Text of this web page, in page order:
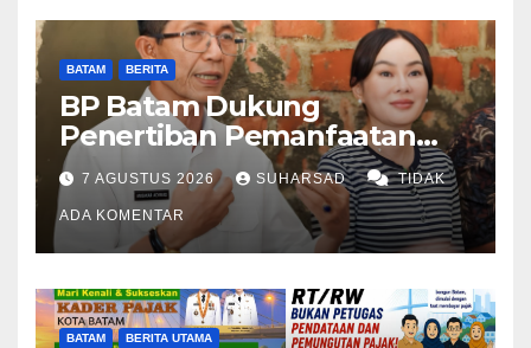
BATAM BERITA
BP Batam Dukung
Penertiban Pemanfaatan
Ruang Laut Sesuai
Ketentuan Peraturan
Perundang-undangan
7 AGUSTUS 2026 SUHARSAD TIDAK
ADA KOMENTAR
BATAM BERITA UTAMA